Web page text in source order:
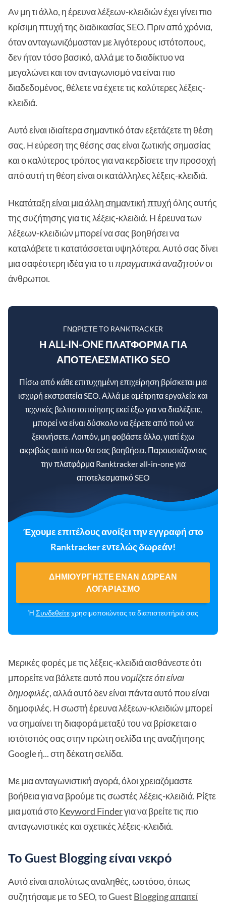
Αν μη τι άλλο, η έρευνα λέξεων-κλειδιών έχει γίνει πιο
κρίσιμη πτυχή της διαδικασίας SEO. Πριν από χρόνια,
όταν ανταγωνιζόμασταν με λιγότερους ιστότοπους,
δεν ήταν τόσο βασικό, αλλά με το διαδίκτυο να
μεγαλώνει και τον ανταγωνισμό να είναι πιο
διαδεδομένος, θέλετε να έχετε τις καλύτερες λέξεις-
κλειδιά.
Αυτό είναι ιδιαίτερα σημαντικό όταν εξετάζετε τη θέση
σας. Η εύρεση της θέσης σας είναι ζωτικής σημασίας
και ο καλύτερος τρόπος για να κερδίσετε την προσοχή
από αυτή τη θέση είναι οι κατάλληλες λέξεις-κλειδιά.
Ηκατάταξη είναι μια άλλη σημαντική πτυχήόλης αυτής
της συζήτησης για τις λέξεις-κλειδιά. Η έρευνα των
λέξεων-κλειδιών μπορεί να σας βοηθήσει να
καταλάβετε τι κατατάσσεται υψηλότερα. Αυτό σας δίνει
μια σαφέστερη ιδέα για το τι πραγματικά αναζητούνοι
άνθρωποι.
ΓΝΩΡΊΣΤΕ ΤΟ RANKTRACKER
Η ALL-IN-ONE ΠΛΑΤΦΌΡΜΑ ΓΙΑ
ΑΠΟΤΕΛΕΣΜΑΤΙΚΌ SEO
Πίσω από κάθε επιτυχημένη επιχείρηση βρίσκεται μια
ισχυρή εκστρατεία SEO. Αλλά με αμέτρητα εργαλεία και
τεχνικές βελτιστοποίησης εκεί έξω για να διαλέξετε,
μπορεί να είναι δύσκολο να ξέρετε από πού να
ξεκινήσετε. Λοιπόν, μη φοβάστε άλλο, γιατί έχω
ακριβώς αυτό που θα σας βοηθήσει. Παρουσιάζοντας
την πλατφόρμα Ranktracker all-in-one για
αποτελεσματικό SEO
Έχουμε επιτέλους ανοίξει την εγγραφή στο
Ranktracker εντελώς δωρεάν!
ΔΗΜΙΟΥΡΓΉΣΤΕ ΈΝΑΝ ΔΩΡΕΆΝ
ΛΟΓΑΡΙΑΣΜΌ
Ή Συνδεθείτεχρησιμοποιώντας τα διαπιστευτήριά σας
Μερικές φορές με τις λέξεις-κλειδιά αισθάνεστε ότι
μπορείτε να βάλετε αυτό που νομίζετε ότι είναι
δημοφιλές, αλλά αυτό δεν είναι πάντα αυτό που είναι
δημοφιλές. Η σωστή έρευνα λέξεων-κλειδιών μπορεί
να σημαίνει τη διαφορά μεταξύ του να βρίσκεται ο
ιστότοπός σας στην πρώτη σελίδα της αναζήτησης
Google ή... στη δέκατη σελίδα.
Με μια ανταγωνιστική αγορά, όλοι χρειαζόμαστε
βοήθεια για να βρούμε τις σωστές λέξεις-κλειδιά. Ρίξτε
μια ματιά στοKeyword Finderγια να βρείτε τις πιο
ανταγωνιστικές και σχετικές λέξεις-κλειδιά.
Το Guest Blogging είναι νεκρό
Αυτό είναι απολύτως αναληθές, ωστόσο, όπως
συζητήσαμε με το SEO, το Guest Blogging απαιτεί